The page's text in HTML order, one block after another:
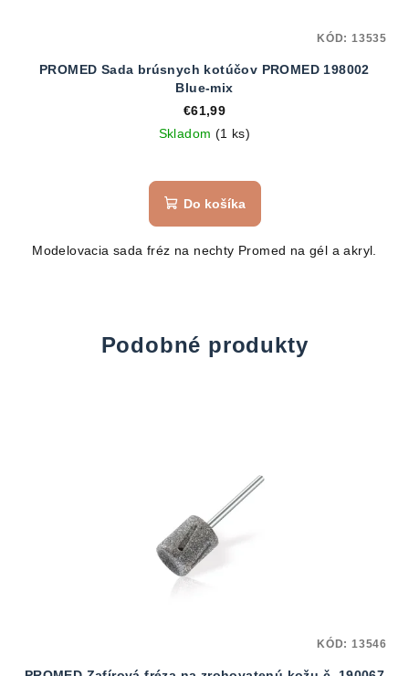
PROMED Sada brúsnych kotúčov PROMED 198002
Blue-mix
€61,99
Skladom (1 ks)
Do košíka
Modelovacia sada fréz na nechty Promed na gél a akryl.
KÓD: 13535
Podobné produkty
KÓD: 13546